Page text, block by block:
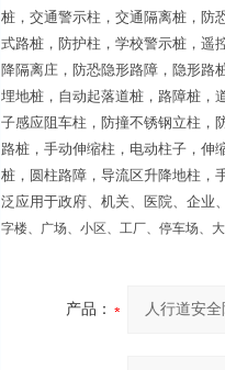
桩，交通警示柱，交通隔离桩，防
式路桩，防护柱，学校警示桩，遥
降隔离庄，防恐隐形路障，隐形路
埋地桩，自动起落道桩，路障桩，
子感应阻车柱，防撞不锈钢立柱，
路桩，手动伸缩柱，电动柱子，伸
桩，圆柱路障，导流区升降地柱，
泛应用于政府、机关、医院、企业
字楼、广场、小区、工厂、停车场、大
产品：